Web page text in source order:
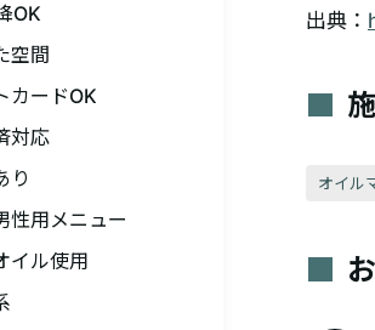
出典：
オイル
OK
空間
カードOK
対応
り
性用メニュー
イル使用